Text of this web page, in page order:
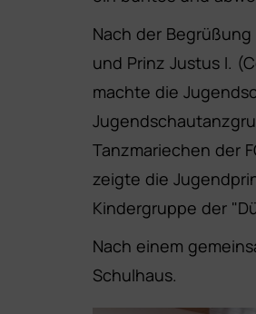
Nach der
und Prinz Justus I.
machte die
Tanzmariechen der
zeigte die
Kindergruppe der
Nach einem
Schulhaus.